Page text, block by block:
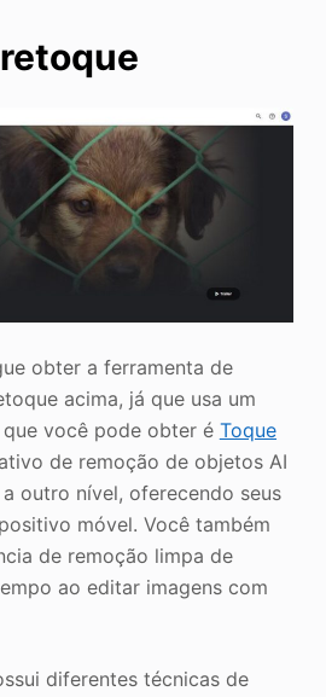
obter a ferramenta de
acima, já que usa um
você pode obter é Toque
de remoção de objetos AI
outro nível, oferecendo seus
móvel. Você também
de remoção limpa de
ao editar imagens com
diferentes técnicas de